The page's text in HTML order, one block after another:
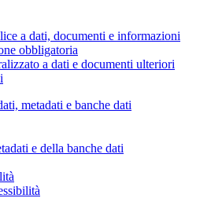
a dati, documenti e informazioni
obbligatoria
a dati e documenti ulteriori
metadati e banche dati
e della banche dati